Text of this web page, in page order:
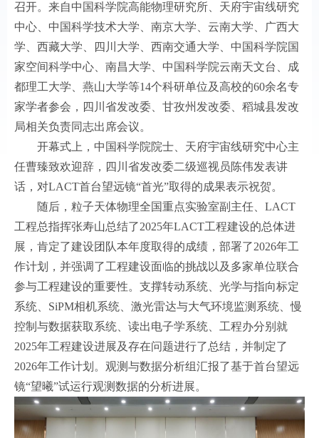
召开。来自中国科学院高能物理研究所、天府宇宙线研究
中心、中国科学技术大学、南京大学、云南大学、广西大
学、西藏大学、四川大学、西南交通大学、中国科学院国
家空间科学中心、南昌大学、中国科学院云南天文台、成
都理工大学、燕山大学等14个科研单位及高校的60余名专
家学者参会，四川省发改委、甘孜州发改委、稻城县发改
局相关负责同志出席会议。
开幕式上，中国科学院院士、天府宇宙线研究中心主
任曹臻致欢迎辞，四川省发改委二级巡视员陈伟发表讲
话，对LACT首台望远镜“首光”取得的成果表示祝贺。
随后，粒子天体物理全国重点实验室副主任、 LACT
工程总指挥张寿山总结了2025年LACT工程建设的总体进
展，肯定了建设团队本年度取得的成绩，部署了2026年工
作计划，并强调了工程建设面临的挑战以及多家单位联合
参与工程建设的重要性。支撑转动系统、光学与指向标定
系统、 SiPM相机系统、激光雷达与大气环境监测系统、慢
控制与数据获取系统、读出电子学系统、工程办分别就
2025年工程建设进展及存在问题进行了总结，并制定了
2026年工作计划。观测与数据分析组汇报了基于首台望远
镜“望曦”试运行观测数据的分析进展。